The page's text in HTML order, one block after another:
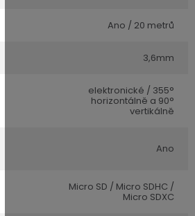
Ano / 20 metrů
3,6mm
elektronické / 355°
horizontálně a 90°
vertikálně
Ano
Micro SD / Micro SDHC /
Micro SDXC